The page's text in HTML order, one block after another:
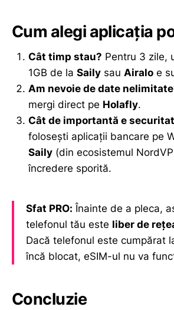
Cum alegi aplicația
Cât timp stau? Pentru 3 zile,
1GB de la Saily sau Airalo e
Am nevoie de date
mergi direct pe Holafly.
Cât de importantă e
folosești aplicații bancare pe
Saily (din ecosistemul
încredere sporită.
Sfat PRO: Înainte de a pleca,
telefonul tău este liber de
Dacă telefonul este cumpărat
încă blocat, eSIM-ul nu va
Concluzie